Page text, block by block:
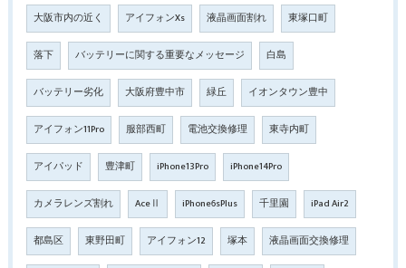
大阪市内の近く アイフォンXs 液晶画面割れ 東塚口町
落下 バッテリーに関する重要なメッセージ 白島
バッテリー劣化 大阪府豊中市 緑丘 イオンタウン豊中
アイフォン11Pro 服部西町 電池交換修理 東寺内町
アイパッド 豊津町 iPhone13Pro iPhone14Pro
カメラレンズ割れ AceⅡ iPhone6sPlus 千里園 iPad Air2
都島区 東野田町 アイフォン12 塚本 液晶画面交換修理